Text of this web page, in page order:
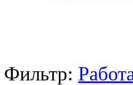
Фильтр: